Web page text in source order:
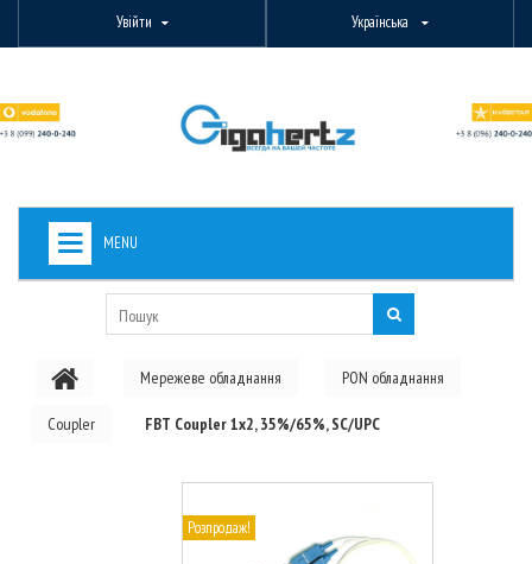
Увійти Українська
MENU
PON ОБЛАДНАННЯ
Мережеве обладнання PON обладнання
Coupler FBT Coupler 1x2, 35%/65%, SC/UPC
Розпродаж!